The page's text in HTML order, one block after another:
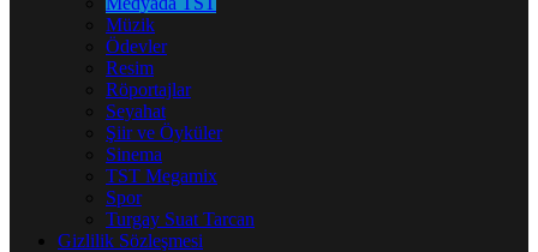
Müzik
Ödevler
Resim
Röportajlar
Seyahat
Şiir ve Öyküler
Sinema
TST Megamix
Spor
Turgay Suat Tarcan
Gizlilik Sözleşmesi